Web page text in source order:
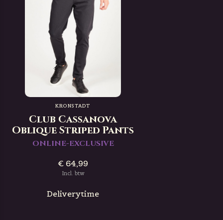
KRONSTADT
Club Cassanova
Oblique Striped Pants
ONLINE-EXCLUSIVE
€ 64,99
Incl. btw
Deliverytime